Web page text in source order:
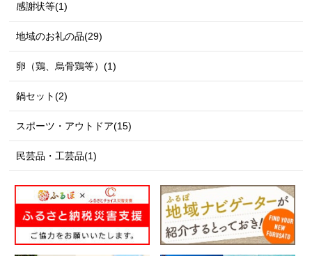
感謝状等(1)
地域のお礼の品(29)
卵（鶏、烏骨鶏等）(1)
鍋セット(2)
スポーツ・アウトドア(15)
民芸品・工芸品(1)